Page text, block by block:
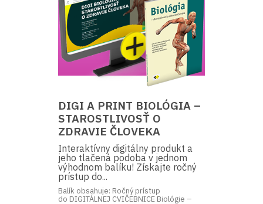
DIGI A PRINT BIOLÓGIA –
STAROSTLIVOSŤ O
ZDRAVIE ČLOVEKA
Interaktívny digitálny produkt a
jeho tlačená podoba v jednom
výhodnom balíku! Získajte ročný
prístup do...
Balík obsahuje: Ročný prístup
do DIGITÁLNEJ CVIČEBNICE Biológie –